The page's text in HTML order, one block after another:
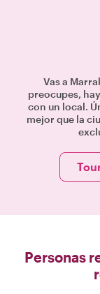
Vas a
preocupes,
con un local.
mejor que la
Personas